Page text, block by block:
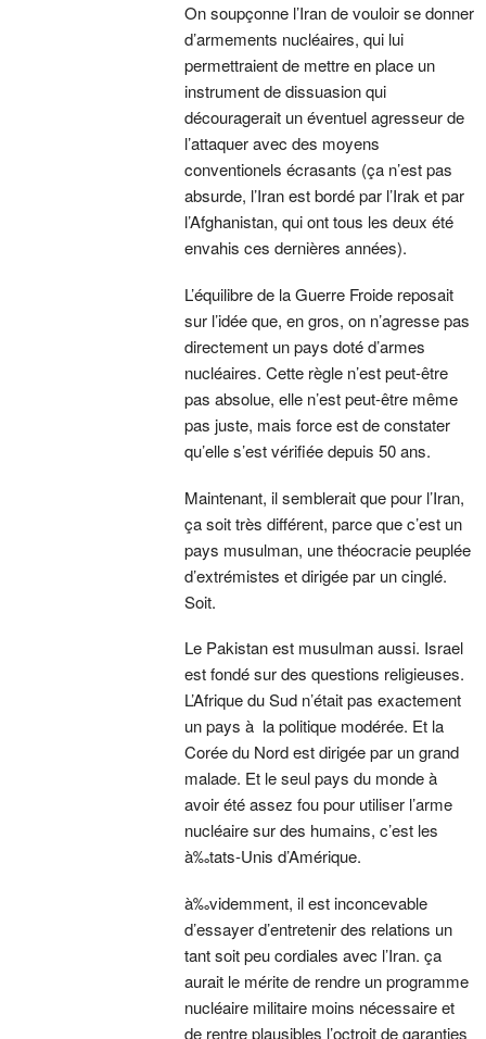
On soupçonne l’Iran de vouloir se donner
d’armements nucléaires, qui lui
permettraient de mettre en place un
instrument de dissuasion qui
découragerait un éventuel agresseur de
l’attaquer avec des moyens
conventionels écrasants (ça n’est pas
absurde, l’Iran est bordé par l’Irak et par
l’Afghanistan, qui ont tous les deux été
envahis ces dernières années).
L’équilibre de la Guerre Froide reposait
sur l’idée que, en gros, on n’agresse pas
directement un pays doté d’armes
nucléaires. Cette règle n’est peut-être
pas absolue, elle n’est peut-être même
pas juste, mais force est de constater
qu’elle s’est vérifiée depuis 50 ans.
Maintenant, il semblerait que pour l’Iran,
ça soit très différent, parce que c’est un
pays musulman, une théocracie peuplée
d’extrémistes et dirigée par un cinglé.
Soit.
Le Pakistan est musulman aussi. Israel
est fondé sur des questions religieuses.
L’Afrique du Sud n’était pas exactement
un pays à la politique modérée. Et la
Corée du Nord est dirigée par un grand
malade. Et le seul pays du monde à
avoir été assez fou pour utiliser l’arme
nucléaire sur des humains, c’est les
à‰tats-Unis d’Amérique.
à‰videmment, il est inconcevable
d’essayer d’entretenir des relations un
tant soit peu cordiales avec l’Iran. ça
aurait le mérite de rendre un programme
nucléaire militaire moins nécessaire et
de rentre plausibles l’octroit de garanties